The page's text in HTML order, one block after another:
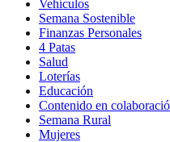
Vehículos
Semana Sostenible
Finanzas Personales
4 Patas
Salud
Loterías
Educación
Contenido en
Semana Rural
Mujeres